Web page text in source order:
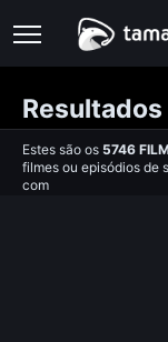
Estes são os 5746
filmes ou episódios de
com